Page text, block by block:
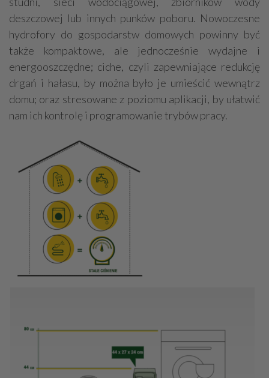
deszczowej lub innych punków poboru. Nowoczesne
hydrofory do gospodarstw domowych powinny być
także kompaktowe, ale jednocześnie wydajne i
energooszczędne; ciche, czyli zapewniające redukcję
drgań i hałasu, by można było je umieścić wewnątrz
domu; oraz stresowane z poziomu aplikacji, by ułatwić
nam ich kontrolę i programowanie trybów pracy.